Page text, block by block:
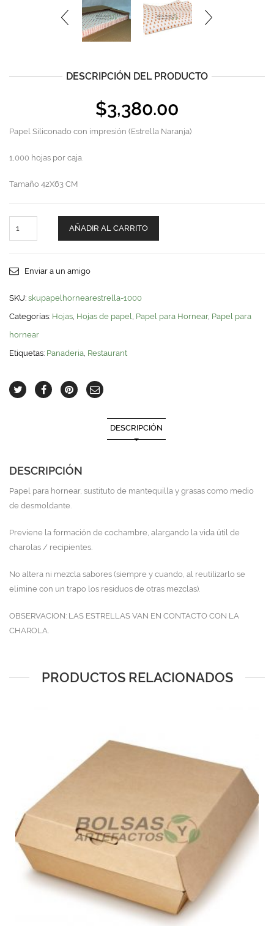
DESCRIPCIÓN DEL PRODUCTO
$3,380.00
Papel Siliconado con impresión (Estrella Naranja)
1,000 hojas por caja.
Tamaño 42X63 CM
Papel
Para
quantity
AÑADIR AL CARRITO
Enviar a un amigo
SKU: skupapelhornearestrella-1000
Categorías: Hojas Hojas de papel Papel para Hornear, Papel para
hornear
Etiquetas: Panaderia Restaurant
DESCRIPCIÓN
DESCRIPCIÓN
Papel para hornear, sustituto de mantequilla y grasas como medio
de desmoldante.
Previene la formación de cochambre, alargando la vida útil de
charolas / recipientes.
No altera ni mezcla sabores (siempre y cuando, al reutilizarlo se
elimine con un trapo los residuos de otras mezclas).
OBSERVACION: LAS ESTRELLAS VAN EN CONTACTO CON LA
CHAROLA.
PRODUCTOS RELACIONADOS